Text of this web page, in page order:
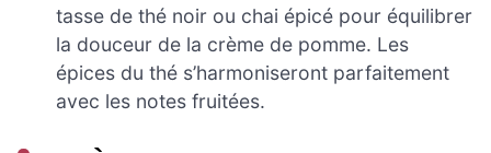
tasse de thé noir ou chai épicé pour équilibrer
la douceur de la crème de pomme. Les
épices du thé s’harmoniseront parfaitement
avec les notes fruitées.